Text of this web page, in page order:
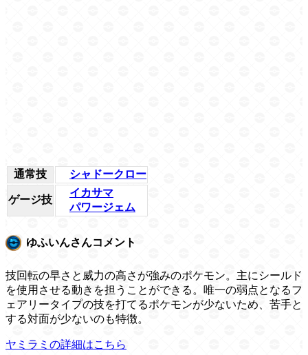
通常技 シャドークロー
ゲージ技
イカサマ
パワージェム
ゆふいんさんコメント
技回転の早さと威力の高さが強みのポケモン。主にシールド
を使用させる動きを担うことができる。唯一の弱点となるフ
ェアリータイプの技を打てるポケモンが少ないため、苦手と
する対面が少ないのも特徴。
ヤミラミの詳細はこちら